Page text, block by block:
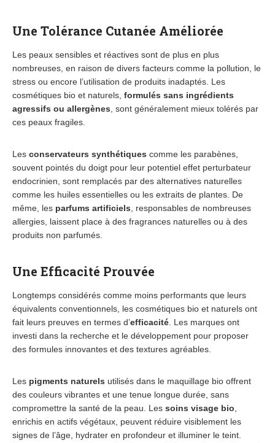
Une Tolérance Cutanée Améliorée
Les peaux sensibles et réactives sont de plus en plus
nombreuses, en raison de divers facteurs comme la pollution, le
stress ou encore l’utilisation de produits inadaptés. Les
cosmétiques bio et naturels, formulés sans ingrédients
agressifs ou allergènes , sont généralement mieux tolérés par
ces peaux fragiles.
Les conservateurs synthétiques comme les parabènes,
souvent pointés du doigt pour leur potentiel effet perturbateur
endocrinien, sont remplacés par des alternatives naturelles
comme les huiles essentielles ou les extraits de plantes. De
même, les parfums artificiels , responsables de nombreuses
allergies, laissent place à des fragrances naturelles ou à des
produits non parfumés.
Une Efficacité Prouvée
Longtemps considérés comme moins performants que leurs
équivalents conventionnels, les cosmétiques bio et naturels ont
fait leurs preuves en termes d’efficacité . Les marques ont
investi dans la recherche et le développement pour proposer
des formules innovantes et des textures agréables.
Les pigments naturels utilisés dans le maquillage bio offrent
des couleurs vibrantes et une tenue longue durée, sans
compromettre la santé de la peau. Les soins visage bio
enrichis en actifs végétaux, peuvent réduire visiblement les
signes de l’âge, hydrater en profondeur et illuminer le teint.